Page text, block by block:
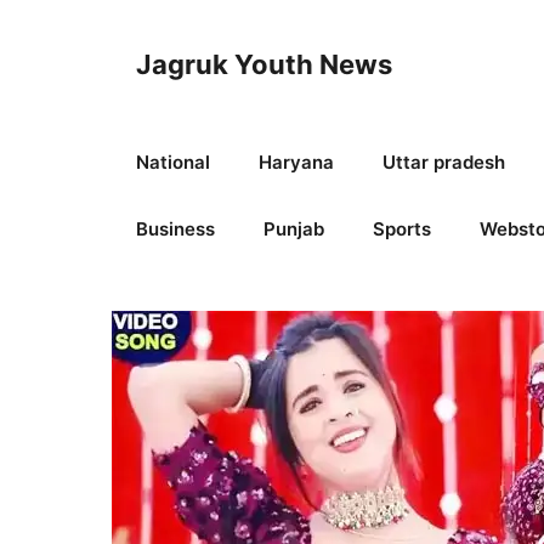
Jagruk Youth News
National Haryana Uttar pradesh
Business Punjab Sports